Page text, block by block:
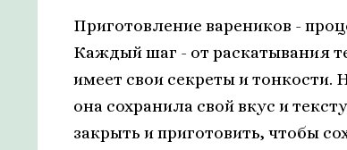
Приготовление вареников -
Каждый шаг - от раскатывания
имеет свои секреты и
она сохранила свой вкус и
закрыть и приготовить, чтобы